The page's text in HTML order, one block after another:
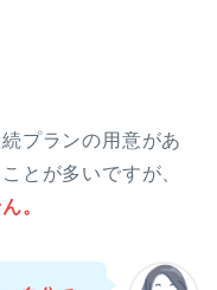
プランの用意があ
とが多いですが、
。